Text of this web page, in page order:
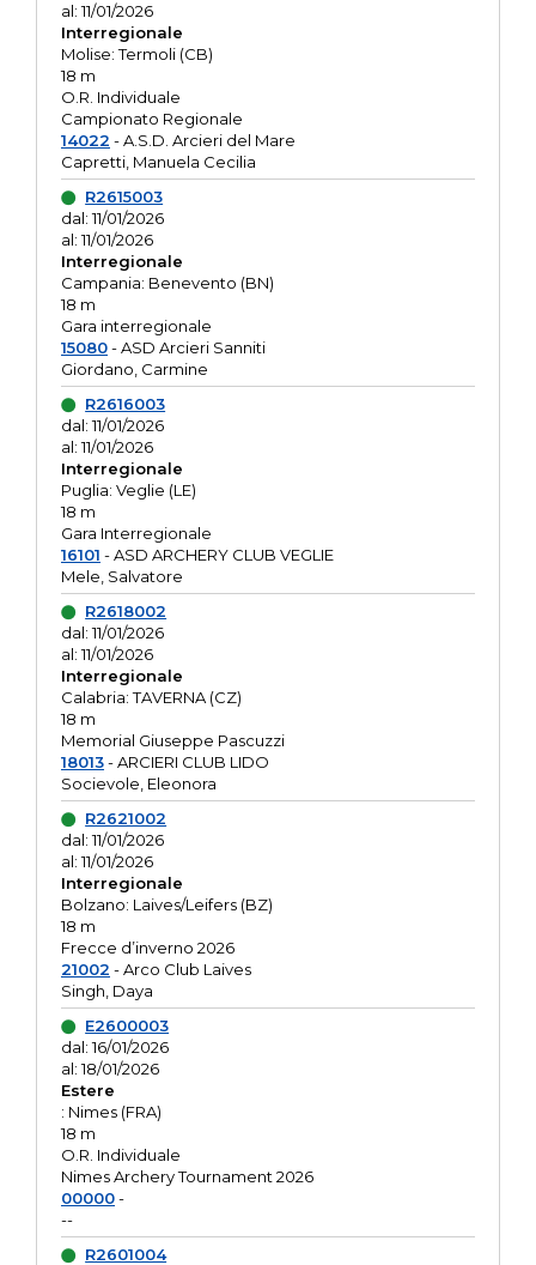
al: 11/01/2026
Interregionale
Molise: Termoli (CB)
18 m
O.R. Individuale
Campionato Regionale
14022 - A.S.D. Arcieri del Mare
Capretti, Manuela Cecilia
R2615003
dal: 11/01/2026
al: 11/01/2026
Interregionale
Campania: Benevento (BN)
18 m
Gara interregionale
15080- ASD Arcieri Sanniti
Giordano, Carmine
R2616003
dal: 11/01/2026
al: 11/01/2026
Interregionale
Puglia: Veglie (LE)
18 m
Gara Interregionale
16101 - ASD ARCHERY CLUB VEGLIE
Mele, Salvatore
R2618002
dal: 11/01/2026
al: 11/01/2026
Interregionale
Calabria: TAVERNA (CZ)
18 m
Memorial Giuseppe Pascuzzi
18013- ARCIERI CLUB LIDO
Socievole, Eleonora
R2621002
dal: 11/01/2026
al: 11/01/2026
Interregionale
Bolzano: Laives/Leifers (BZ)
18 m
Frecce d’inverno 2026
21002 - Arco Club Laives
Singh, Daya
E2600003
dal: 16/01/2026
al: 18/01/2026
Estere
: Nimes (FRA)
18 m
O.R. Individuale
Nimes Archery Tournament 2026
00000-
--
R2601004